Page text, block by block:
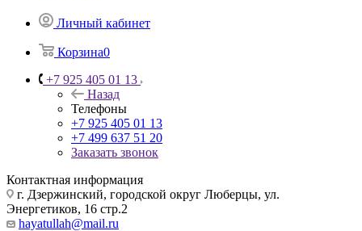
Личный кабинет
Корзина0
+7 925 405 01 13
Назад
Телефоны
+7 925 405 01 13
+7 499 637 51 20
Заказать звонок
Контактная информация
г. Дзержинский, городской округ Люберцы, ул.
Энергетиков, 16 стр.2
hayatullah@mail.ru